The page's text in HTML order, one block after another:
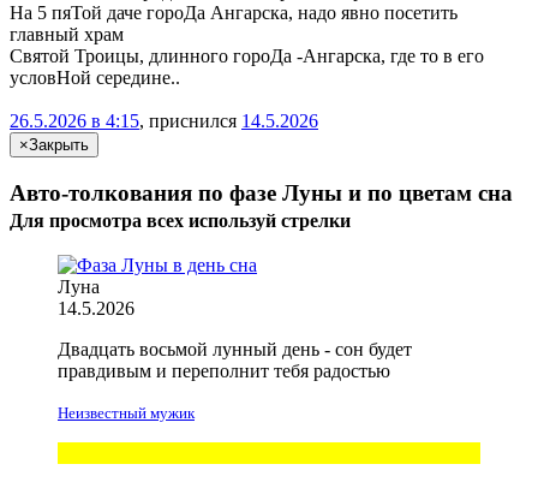
На 5 пяТой даче гороДа Ангарска, надо явно посетить
главный храм
Святой Троицы, длинного гороДа -Ангарска, где то в его
условНой середине..
26.5.2026 в 4:15, приснился 14.5.2026
×Закрыть
Авто-толкования по фазе Луны и по цветам сна
Для просмотра всех используй стрелки
Луна
14.5.2026
Двадцать восьмой лунный день - сон будет
правдивым и переполнит тебя радостью
Неизвестный мужик